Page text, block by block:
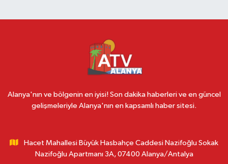
Alanya'nın ve bölgenin en iyisi! Son dakika haberleri ve en güncel
gelişmeleriyle Alanya'nın en kapsamlı haber sitesi.
Hacet Mahallesi Büyük Hasbahçe Caddesi Nazifoğlu Sokak
Nazifoğlu Apartmanı 3A, 07400 Alanya/Antalya